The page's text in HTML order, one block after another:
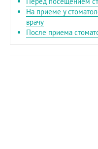
На приеме у
врачу
После приема